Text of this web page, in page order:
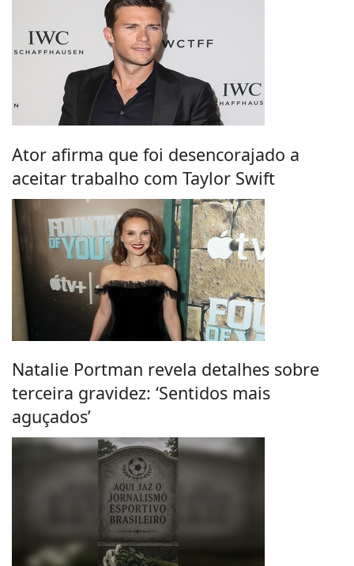
Ator afirma que foi desencorajado a
aceitar trabalho com Taylor Swift
Natalie Portman revela detalhes sobre
terceira gravidez: ‘Sentidos mais
aguçados’